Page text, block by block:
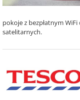
pokoje z bezpłatnym
satelitarnych.